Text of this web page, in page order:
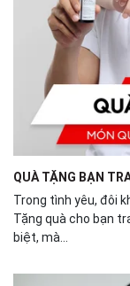
QUÀ TẶNG BẠN
Trong tình yêu, đôi
Tặng quà cho bạn
biệt, mà...